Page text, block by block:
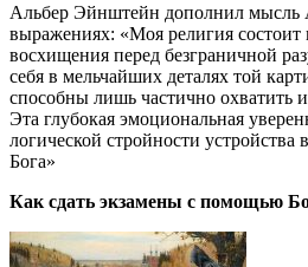
Альбер Эйнштейн дополнил мысль
выражениях: «Моя религия состоит
восхищения перед безграничной
себя в мельчайших деталях той
способны лишь частично охватить
Эта глубокая эмоциональная
логической стройности устройства
Бога»
Как сдать экзамены с помощью